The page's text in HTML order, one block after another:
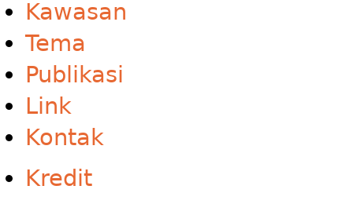
Kawasan
Tema
Publikasi
Link
Kontak
Kredit